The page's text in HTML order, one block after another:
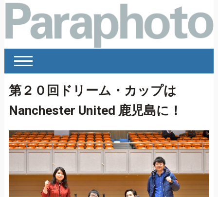
第２０回ドリーム・カップは
Nanchester United 鹿児島に！